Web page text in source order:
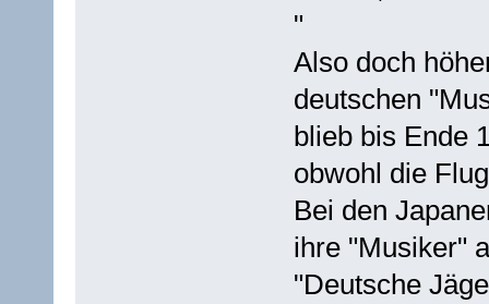
"
Also doch
deutschen
blieb bis Ende
obwohl die
Bei den
ihre "Musiker"
"Deutsche